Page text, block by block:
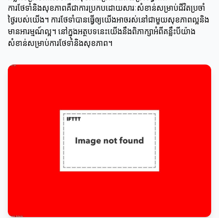
ការថែទាំនិងសុខភាពគឺជាការប្រកបដោយសារៈសំខាន់សម្រាប់ជីវិតប្រចាំ
ថ្ងៃរបស់យើង។ ការថែទាំបានធ្វើឲ្យយើងអាចរស់នៅជាមួយសុខភាពល្អនិង
មានអារម្មណ៍ល្អ។ នៅក្នុងអត្ថបទនេះយើងនឹងពិភាក្សាអំពីគន្លឹះបីយ៉ាង
សំខាន់សម្រាប់ការថែទាំនិងសុខភាព។